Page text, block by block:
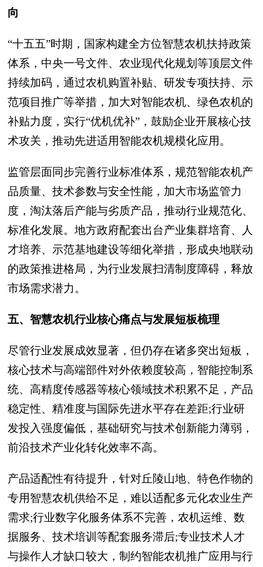
向
“十五五”时期，国家构建全方位智慧农机扶持政策
体系，中央一号文件、农业现代化规划等顶层文件
持续加码，通过农机购置补贴、研发专项扶持、示
范项目推广等举措，加大对智能农机、绿色农机的
补贴力度，实行“优机优补”，鼓励企业开展核心技
术攻关，推动先进适用智能农机规模化应用。
监管层面同步完善行业标准体系，规范智能农机产
品质量、技术参数与安全性能，加大市场监管力
度，淘汰落后产能与劣质产品，推动行业规范化、
标准化发展。地方政府配套出台产业集群培育、人
才培养、示范基地建设等细化举措，形成央地联动
的政策推进格局，为行业发展扫清制度障碍，释放
市场需求潜力。
五、智慧农机行业核心痛点与发展短板梳理
尽管行业发展成效显著，但仍存在诸多突出短板，
核心技术与高端部件对外依赖度较高，智能控制系
统、高精度传感器等核心领域技术积累不足，产品
稳定性、精准度与国际先进水平存在差距;行业研
发投入强度偏低，基础研究与技术创新能力薄弱，
前沿技术产业化转化效率不高。
产品适配性有待提升，针对丘陵山地、特色作物的
专用智慧农机供给不足，难以适配多元化农业生产
需求;行业数字化服务体系不完善，农机运维、数
据服务、技术培训等配套服务滞后;专业技术人才
与操作人才缺口较大，制约智能农机推广应用与行